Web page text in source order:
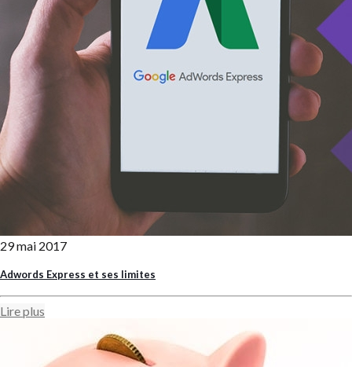
29 mai 2017
Adwords Express et ses limites
Lire plus